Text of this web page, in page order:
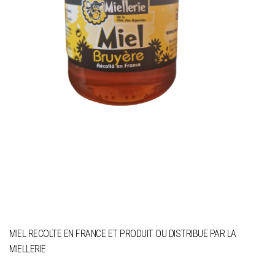
MIEL RECOLTE EN FRANCE ET PRODUIT OU DISTRIBUE PAR LA
MIELLERIE